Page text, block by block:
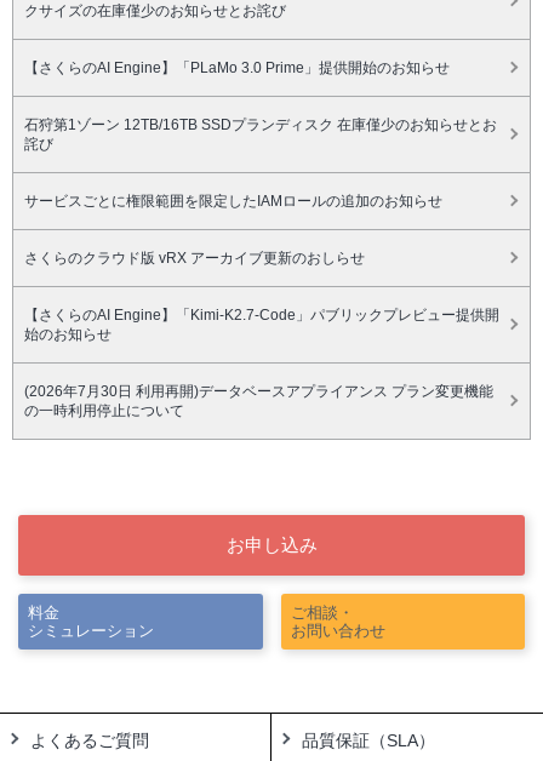
クサイズの在庫僅少のお知らせとお詫び
【さくらのAI Engine】「PLaMo 3.0 Prime」提供開始のお知らせ
石狩第1ゾーン 12TB/16TB SSDプランディスク 在庫僅少のお知らせとお
詫び
サービスごとに権限範囲を限定したIAMロールの追加のお知らせ
さくらのクラウド版 vRX アーカイブ更新のおしらせ
【さくらのAI Engine】「Kimi-K2.7-Code」パブリックプレビュー提供開
始のお知らせ
(2026年7月30日 利用再開)データベースアプライアンス プラン変更機能
の一時利用停止について
お申し込み
ご相談・
お問い合わせ
料金
シミュレーション
よくあるご質問 品質保証（SLA）